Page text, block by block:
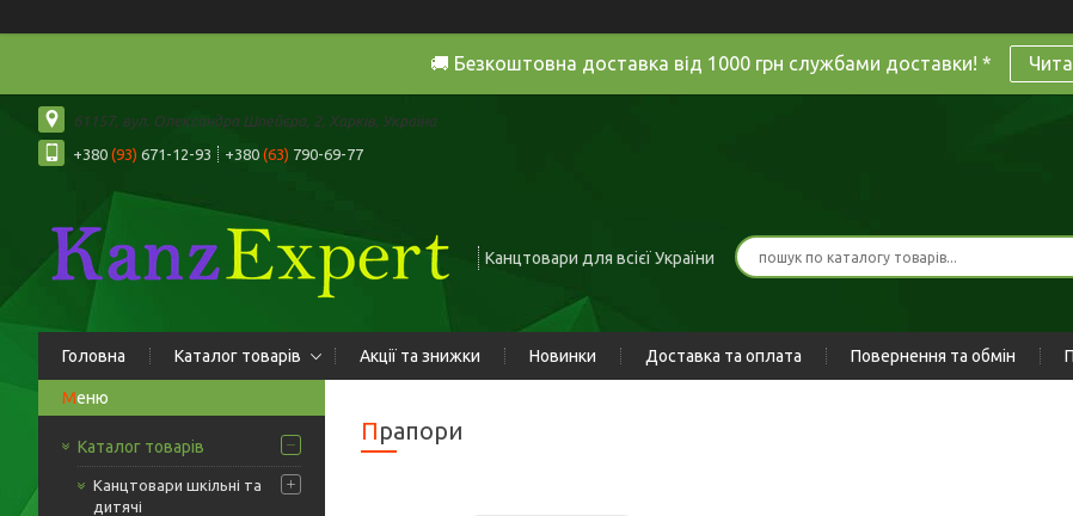
🚚 Безкоштовна доставка від 1000 грн службами доставки! *
61157, вул. Олександра Шпейєра, 2, Харків, Україна
+380 (93) 671-12-93 +380 (63) 790-69-77
Канцтовари для всієї України
Головна Каталог товарів Акції та знижки Новинки Доставка та оплата Повернення та обмін
Каталог товарів
Канцтовари шкільні та
дитячі
Прапори